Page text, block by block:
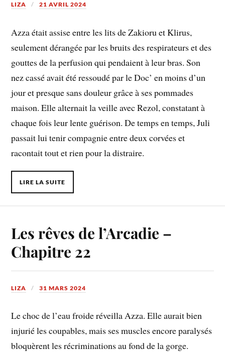
LIZA 21 AVRIL 2024
Azza était assise entre les lits de Zakioru et Klirus,
seulement dérangée par les bruits des respirateurs et des
gouttes de la perfusion qui pendaient à leur bras. Son
nez cassé avait été ressoudé par le Doc’ en moins d’un
jour et presque sans douleur grâce à ses pommades
maison. Elle alternait la veille avec Rezol, constatant à
chaque fois leur lente guérison. De temps en temps, Juli
passait lui tenir compagnie entre deux corvées et
racontait tout et rien pour la distraire.
LIRE LA SUITE
Les rêves de l’Arcadie –
Chapitre 22
LIZA 31 MARS 2024
Le choc de l’eau froide réveilla Azza. Elle aurait bien
injurié les coupables, mais ses muscles encore paralysés
bloquèrent les récriminations au fond de la gorge.